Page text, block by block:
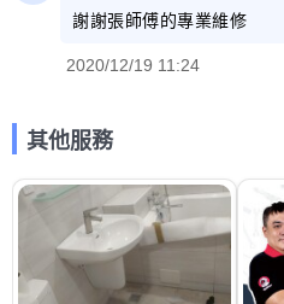
謝謝張師傅的專業維修
2020/12/19 11:24
其他服務